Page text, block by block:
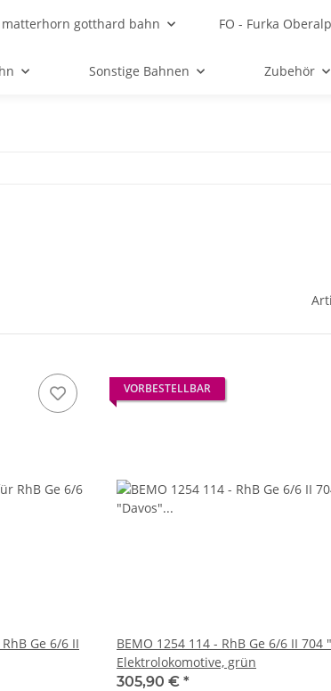
matterhorn gotthard bahn FO - Furka Oberalp
Sonstige Bahnen Zubehör
Ge 6/6 II
VORBESTELLBAR
BEMO 1254 114 - RhB Ge 6/6 II 704
Elektrolokomotive, grün
305,90 € *